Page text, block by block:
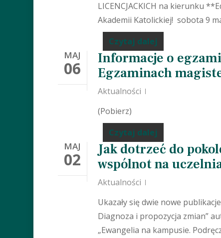
LICENCJACKICH na kierunku
Akademii Katolickiej! sobota 9
Czytaj dalej
MAJ
06
Informacje o
Egzaminach
Aktualności
(Pobierz)
Czytaj dalej
MAJ
02
Jak dotrzeć do
wspólnot na
Aktualności
Ukazały się dwie nowe
Diagnoza i propozycja zmian”
„Ewangelia na kampusie.